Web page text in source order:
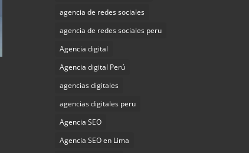
agencia de redes sociales
agencia de redes sociales peru
Agencia digital
Agencia digital Perú
agencias digitales
agencias digitales peru
Agencia SEO
Agencia SEO en Lima